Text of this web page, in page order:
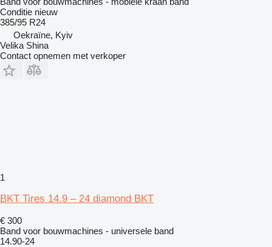
Conditie nieuw
385/95 R24
Oekraïne, Kyiv
Velika Shina
Contact opnemen met verkoper
1
BKT Tires 14.9 – 24 diamond BKT
€ 300
Band voor bouwmachines - universele band
14.90-24